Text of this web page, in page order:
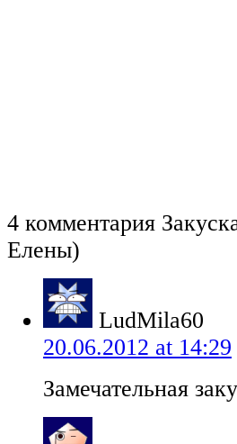
4 комментария
Елены)
LudMila60
20.06.2012 at 14:29
Замечательная